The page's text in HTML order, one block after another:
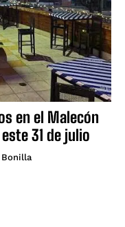
en el Malecón
31 de julio